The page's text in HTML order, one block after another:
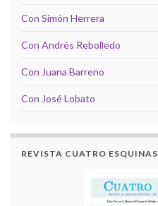
Con Simón Herrera
Con Andrés Rebolledo
Con Juana Barreno
Con José Lobato
REVISTA CUATRO ESQUINAS